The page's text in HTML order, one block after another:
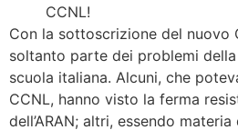
CCNL!
Con la sottoscrizione del nuovo
soltanto parte dei problemi
scuola italiana. Alcuni, che
CCNL, hanno visto la ferma
dell’ARAN; altri, essendo